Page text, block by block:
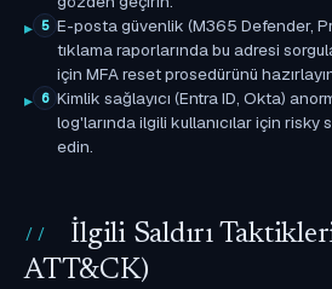
5 E-posta güvenlik (M365 Defender,
tıklama raporlarında bu adresi
için MFA reset prosedürünü
6 Kimlik sağlayıcı (Entra ID, Okta)
log'larında ilgili kullanıcılar için risky
edin.
İlgili Saldırı
ATT&CK)